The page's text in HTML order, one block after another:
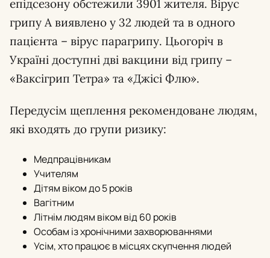
епідсезону обстежили 3901 жителя. Вірус
грипу А виявлено у 32 людей та в одного
пацієнта – вірус парагрипу. Цьогоріч в
Україні доступні дві вакцини від грипу –
«Ваксігрип Тетра» та «Джісі Флю».
Передусім щеплення рекомендоване людям,
які входять до групи ризику:
Медпрацівникам
Учителям
Дітям віком до 5 років
Вагітним
Літнім людям віком від 60 років
Особам із хронічними захворюваннями
Усім, хто працює в місцях скупчення людей